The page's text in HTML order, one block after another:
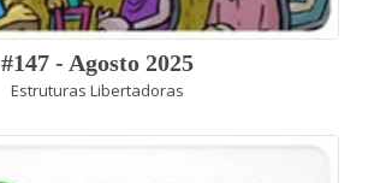
#147 - Agosto 2025
Estruturas Libertadoras